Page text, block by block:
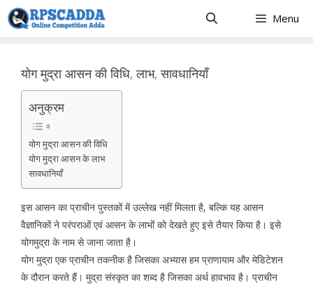
Skip
to
Menu
योग मुद्रा आसन की विधि, लाभ, सावधानियाँ
अनुक्रम
योग मुद्रा आसन की विधि
योग मुद्रा आसन के लाभ
सावधानियाँ
इस आसन का प्राचीन पुस्तकों में उल्लेख नहीं मिलता है, बल्कि यह आसन
वैज्ञानिकों ने परंपराओं एवं आसन के लाभों को देखते हुए इसे तैयार किया है। इसे
योगमुद्रा के नाम से जाना जाता है।
योग मुद्रा एक प्राचीन तकनीक है जिसका अभ्यास हम प्राणायाम और मेडिटेशन
के दौरान करते हैं। मुद्रा संस्कृत का शब्द है जिसका अर्थ हावभाव है। प्राचीन